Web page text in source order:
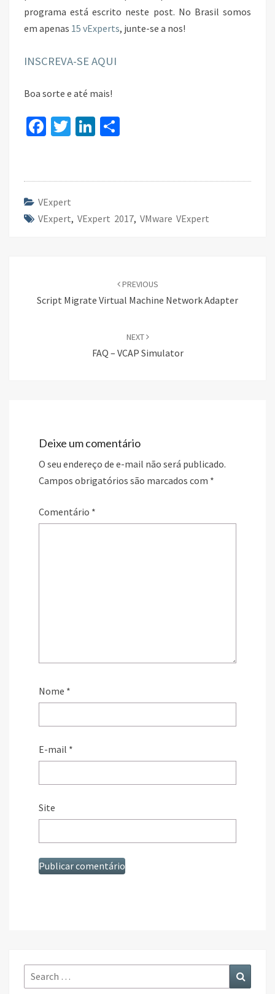
programa está escrito neste post. No Brasil somos
em apenas 15 vExperts, junte-se a nos!
INSCREVA-SE AQUI
Boa sorte e até mais!
Fa
o
o
k
T
er
Li
dI e
VExpert
VExpert, VExpert 2017, VMware VExpert
PREVIOUS
Script Migrate Virtual Machine Network Adapter
NEXT
FAQ – VCAP Simulator
Deixe um comentário
O seu endereço de e-mail não será publicado.
Campos obrigatórios são marcados com *
Comentário *
Nome *
E-mail *
Site
Search
for: